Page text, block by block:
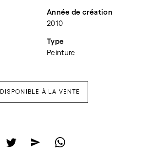
Année de création
2010
Type
Peinture
DISPONIBLE À LA VENTE
t e w